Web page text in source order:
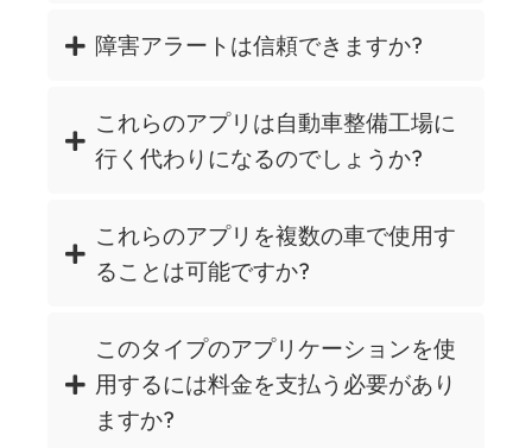
障害アラートは信頼できますか?
これらのアプリは自動車整備工場に
行く代わりになるのでしょうか?
これらのアプリを複数の車で使用す
ることは可能ですか?
このタイプのアプリケーションを使
用するには料金を支払う必要があり
ますか?